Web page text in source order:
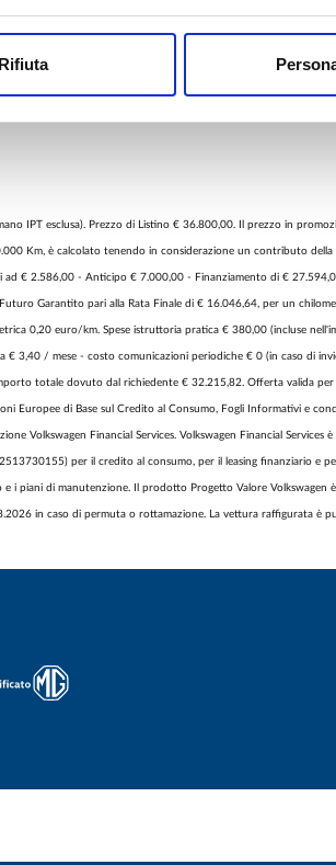
Rifiuta
€
160.000 km.
2 anni o 80.000 km
IPT esclusa). Prezzo di Listino € 36.800,00. Il prezzo in
Km, è calcolato tenendo in considerazione un contributo della
ad € 2.586,00 - Anticipo € 7.000,00 - Finanziamento di €
Garantito pari alla Rata Finale di € 16.046,64, per un
0,20 euro/km. Spese istruttoria pratica € 380,00 (incluse
€ 3,40 / mese - costo comunicazioni periodiche € 0 (in caso di
totale dovuto dal richiedente € 32.215,82. Offerta valida
Europee di Base sul Credito al Consumo, Fogli Informativi e
Volkswagen Financial Services. Volkswagen Financial Services
per il credito al consumo, per il leasing finanziario e
e i piani di manutenzione. Il prodotto Progetto Valore Volkswagen
in caso di permuta o rottamazione. La vettura raffigurata è